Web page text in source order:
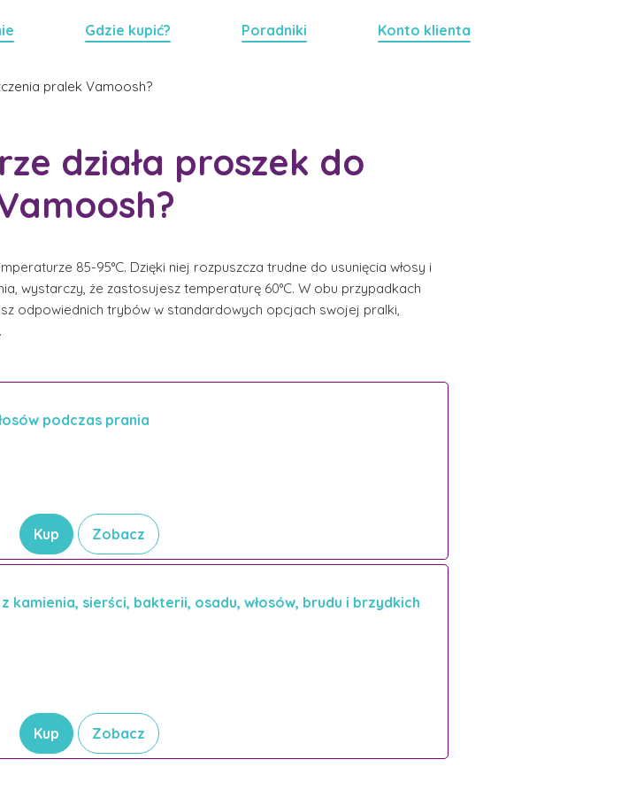
Gdzie kupić? Poradniki Konto klienta
pralek Vamoosh?
działa proszek do
85-95°C. Dzięki niej rozpuszcza trudne do usunięcia włosy i
wystarczy, że zastosujesz temperaturę 60°C. W obu przypadkach
odpowiednich trybów w standardowych opcjach swojej pralki,
podczas prania
Kup Zobacz
kamienia, sierści, bakterii, osadu, włosów, brudu i brzydkich
Kup Zobacz